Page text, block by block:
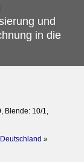
und
in die
Blende: 10/1,
Deutschland »